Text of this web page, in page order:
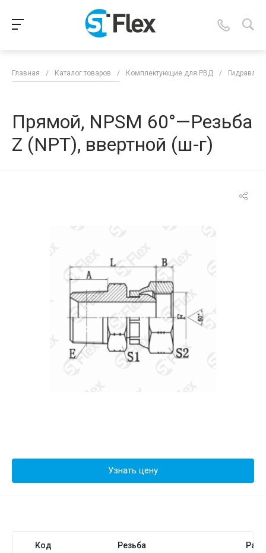
Главная / Каталог товаров / Комплектующие для РВД /
Прямой, NPSM 60°—Резьба
Z (NPT), ввертной (ш-г)
Узнать цену
Код
Резьба